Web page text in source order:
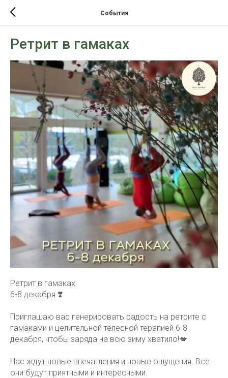
События
Ретрит в гамаках
Ретрит в гамаках
6-8 декабря ❣️
Приглашаю вас генерировать радость на ретрите с
гамаками и целительной телесной терапией 6-8
декабря, чтобы заряда на всю зиму хватило!💋
Нас ждут новые впечатления и новые ощущения. Все
они будут приятными и интересными.